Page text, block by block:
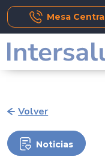
Add Comment
Mesa
Volver
Noticias